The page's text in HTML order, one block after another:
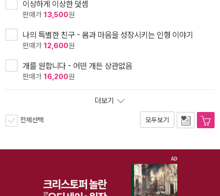
이상하게 이상한 덧셈
판매가 13,500원
나의 특별한 친구 - 몸과 마음을 성장시키는 인형 이야기
판매가 12,600원
개를 원합니다 - 어떤 개든 상관없음
판매가 16,200원
더보기
전체선택 모두보기